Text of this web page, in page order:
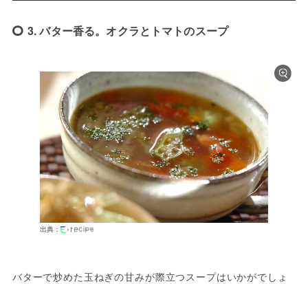
3. バター香る。オクラとトマトのスープ
出典：
バターで炒めた玉ねぎの甘みが際立つスープはいかがでしょ